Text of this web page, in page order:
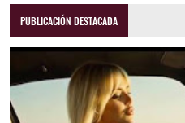
PUBLICACIÓN DESTACADA